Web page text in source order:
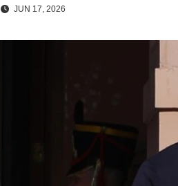
JUN 17, 2026